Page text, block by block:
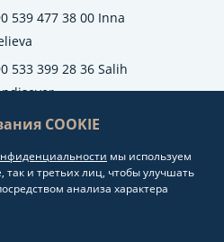
539 477 38 00 Inna
533 399 28 36 Salih
info@artproperty.net
Mahmutlar Mah.
COOKIE
мы используем
так и третьих лиц, чтобы улучшать
анализа характера